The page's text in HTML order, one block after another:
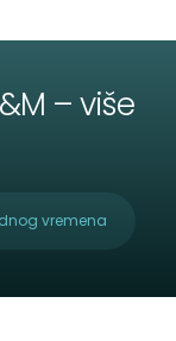
– više
vremena